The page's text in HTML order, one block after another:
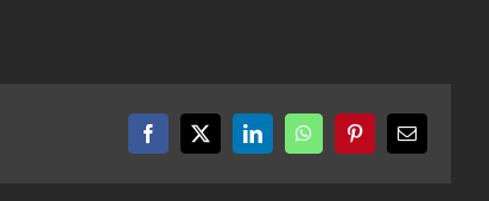
Facebook
X LinkedInWhatsAppPinterestEmail